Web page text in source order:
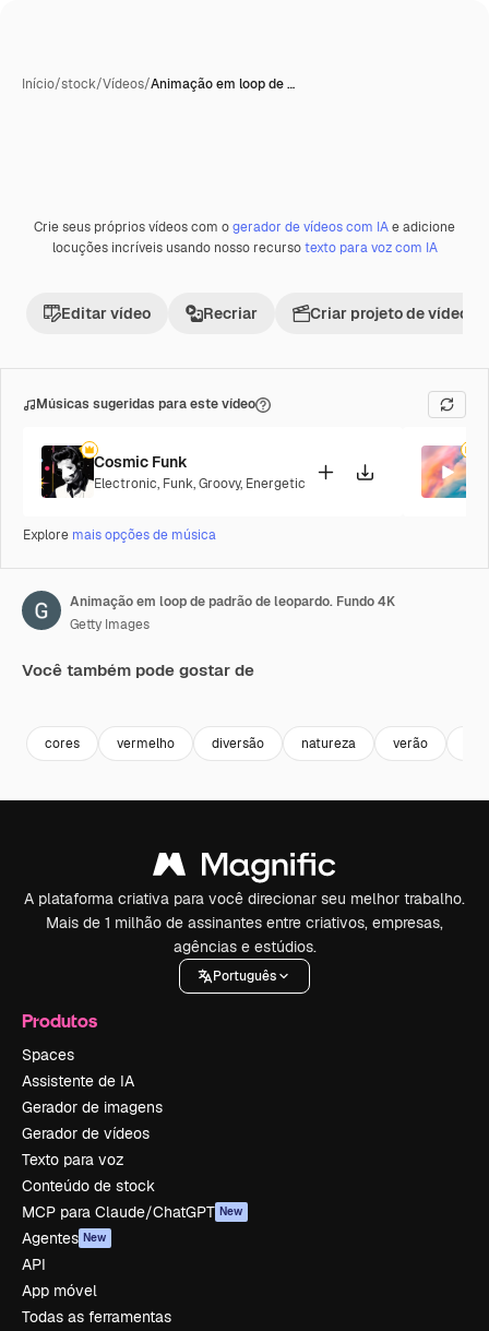
Início/stock/Vídeos/Animação em loop de …
Premium
Crie seus próprios vídeos com ogerador de vídeos com IAe adicione
locuções incríveis usando nosso recursotexto para voz com IA
Editar vídeo Recriar Criar projeto de vídeo
Músicas sugeridas para este vídeo
Cosmic Funk
Electronic, Funk,Groovy, Energetic
Explore mais opções de música
Animação em loop de padrão de leopardo. Fundo 4K
Getty Images
Você também pode gostar de
cores vermelho diversão natureza verão
A plataforma criativa para você direcionar seu melhor trabalho.
Mais de 1 milhão de assinantes entre criativos, empresas,
agências e estúdios.
Português
Produtos
Spaces
Assistente de IA
Gerador de imagens
Gerador de vídeos
Texto para voz
Conteúdo de stock
MCP para Claude/ChatGPT New
Agentes New
API
App móvel
Todas as ferramentas